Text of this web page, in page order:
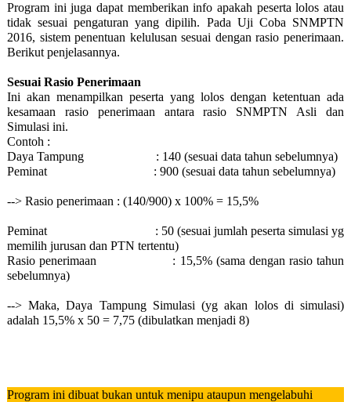
Program ini juga dapat memberikan info apakah peserta lolos atau
tidak sesuai pengaturan yang dipilih. Pada Uji Coba SNMPTN
2016, sistem penentuan kelulusan sesuai dengan rasio penerimaan.
Berikut penjelasannya.
Sesuai Rasio Penerimaan
Ini akan menampilkan peserta yang lolos dengan ketentuan ada
kesamaan rasio penerimaan antara rasio SNMPTN Asli dan
Simulasi ini.
Contoh :
Daya Tampung
: 140 (sesuai data tahun sebelumnya)
Peminat
: 900 (sesuai data tahun sebelumnya)
--> Rasio penerimaan : (140/900) x 100% = 15,5%
Peminat
: 50 (sesuai jumlah peserta simulasi yg
memilih jurusan dan PTN tertentu)
Rasio penerimaan
: 15,5% (sama dengan rasio tahun
sebelumnya)
-->Maka, Daya Tampung Simulasi (yg akan lolos di simulasi)
adalah 15,5% x 50 = 7,75 (dibulatkan menjadi 8)
Program ini dibuat bukan untuk menipu ataupun mengelabuhi